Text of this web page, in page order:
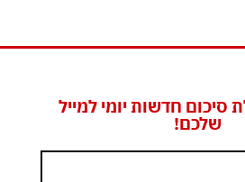
סיכום חדשות יומי למייל
שלכם!